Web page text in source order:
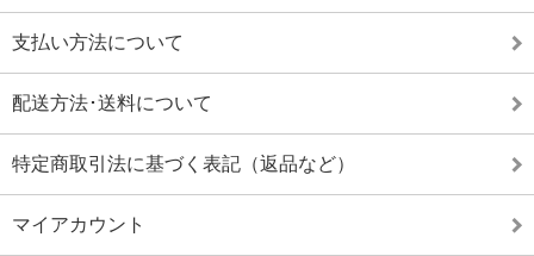
支払い方法について
配送方法･送料について
特定商取引法に基づく表記（返品など）
マイアカウント